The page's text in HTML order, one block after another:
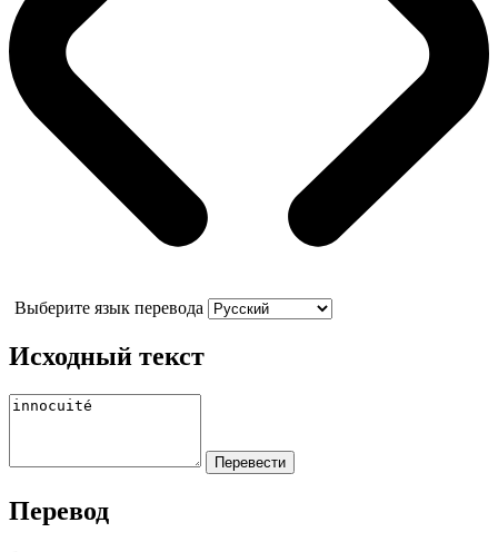
Выберите язык перевода
Исходный текст
Перевод